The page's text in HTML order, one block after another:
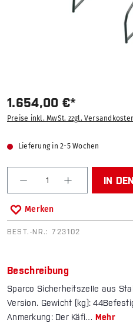
1.654,00 €*
Preise inkl. MwSt. zzgl.
Lieferung in 2-5 Wochen
Produkt Anzahl: Gib
IN
Merken
BEST.-NR.:723102
Beschreibung
Sparco Sicherheitszelle aus
Version. Gewicht (kg):
Anmerkung: Der Käfi… Mehr